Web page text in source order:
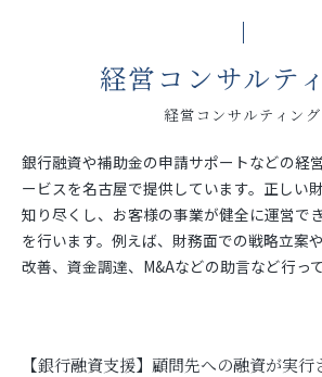
経営コンサルテ
経営コンサルティング
銀行融資や補助金の申請サポートなどの経
ービスを名古屋で提供しています。正しい
知り尽くし、お客様の事業が健全に運営で
を行います。例えば、財務面での戦略立案
改善、資金調達、M&Aなどの助言など行って
【銀行融資支援】顧問先への融資が実行